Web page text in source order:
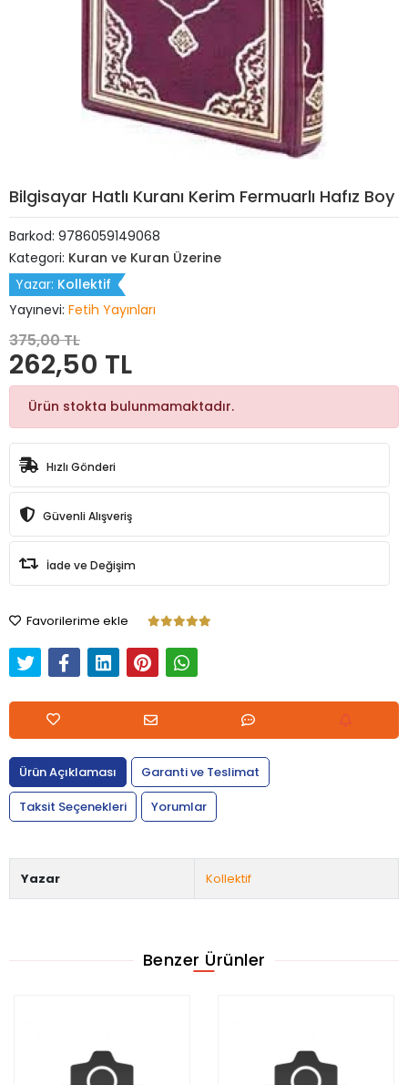
Bilgisayar Hatlı Kuranı Kerim Fermuarlı Hafız Boy
Barkod: 9786059149068
Kategori: Kuran ve Kuran Üzerine
Yazar: Kollektif
Yayınevi: Fetih Yayınları
375,00 TL
262,50 TL
Ürün stokta bulunmamaktadır.
Hızlı Gönderi
Güvenli Alışveriş
İade ve Değişim
Favorilerime ekle
Ürün Açıklaması
Garanti ve Teslimat
Taksit Seçenekleri
Yorumlar
Yazar Kollektif
Benzer Ürünler